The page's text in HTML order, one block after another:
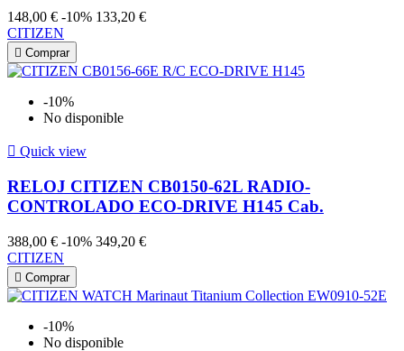
148,00 € -10% 133,20 €
CITIZEN
 Comprar
-10%
No disponible
 Quick view
RELOJ CITIZEN CB0150-62L RADIO-
CONTROLADO ECO-DRIVE H145 Cab.
388,00 € -10% 349,20 €
CITIZEN
 Comprar
-10%
No disponible